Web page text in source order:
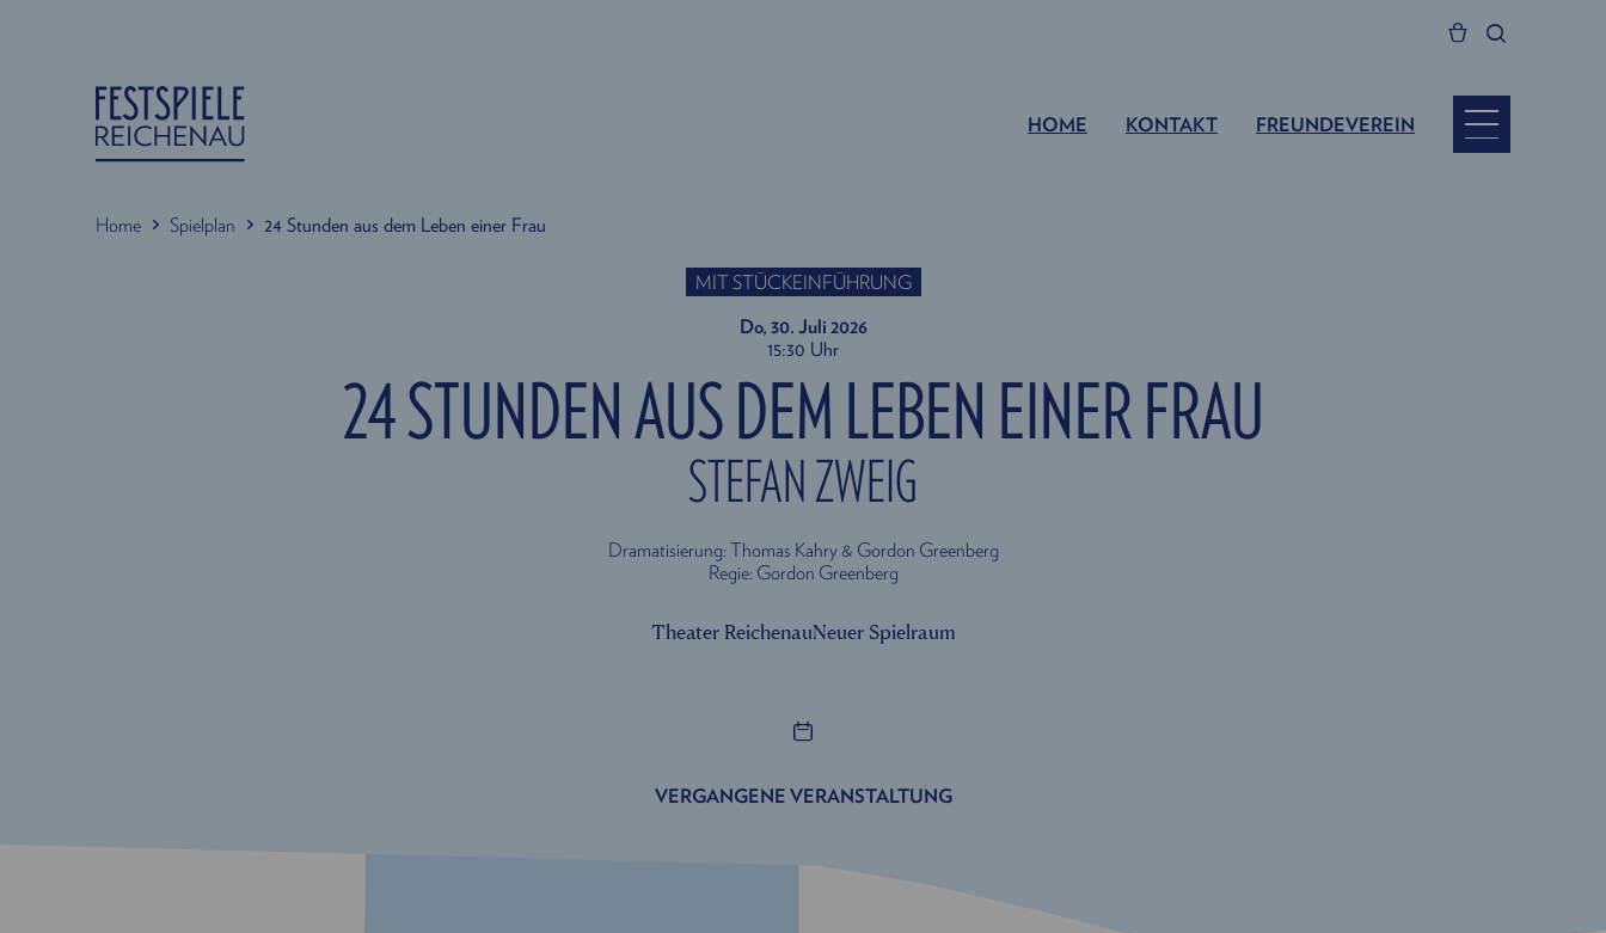
HOME KONTAKT FREUNDEVEREIN
Home Spielplan 24 Stunden aus dem Leben einer Frau
MIT STÜCKEINFÜHRUNG
Do, 30. Juli 2026
15:30 Uhr
24 STUNDEN AUS DEM LEBEN EINER FRAU
STEFAN ZWEIG
Dramatisierung: Thomas Kahry & Gordon Greenberg
Regie: Gordon Greenberg
Theater ReichenauNeuer Spielraum
VERGANGENE VERANSTALTUNG